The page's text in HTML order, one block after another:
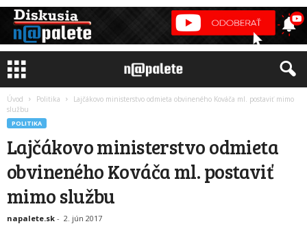
Úvod Politika
Lajčákovo ministerstvo odmieta obvineného Kováča ml. postaviť mimo
službu
POLITIKA
Lajčákovo ministerstvo odmieta
obvineného Kováča ml. postaviť
mimo službu
napalete.sk - 2. jún 2017